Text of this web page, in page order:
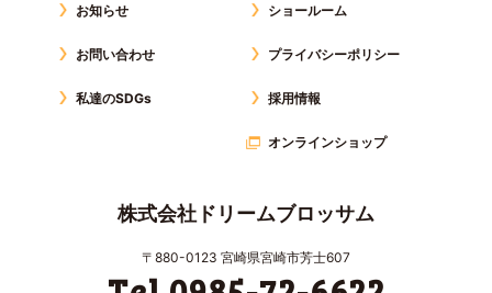
お知らせ
お問い合わせ
私達のSDGs
ショールーム
プライバシーポリシー
採用情報
オンラインショップ
株式会社ドリームブロッサム
〒880-0123 宮崎県宮崎市芳士607